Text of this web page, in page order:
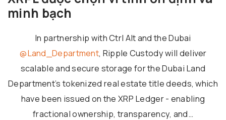
minh bạch
In partnership with Ctrl Alt and the Dubai
@Land_Department, Ripple Custody will deliver
scalable and secure storage for the Dubai Land
Department’s tokenized real estate title deeds, which
have been issued on the XRP Ledger - enabling
fractional ownership, transparency, and…